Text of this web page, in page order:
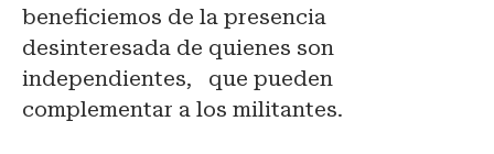
beneficiemos de la presencia
desinteresada de quienes son
independientes, que pueden
complementar a los militantes.